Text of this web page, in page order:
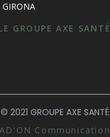
GIRONA
GROUPE AXE SANTÉ
© 2021 GROUPE AXE SANTÉ
AD'ON Communication